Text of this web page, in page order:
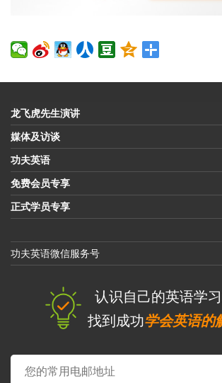
龙飞虎先生演讲
媒体及访谈
功夫英语
免费会员专享
正式学员专享
功夫英语微信服务号
认识自己的英语学习
找到成功学会英语的